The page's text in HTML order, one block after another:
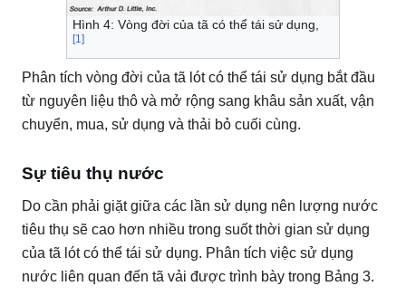
Hình 4: Vòng đời của tã có thể tái sử dụng,
[1]
Phân tích vòng đời của tã lót có thể tái sử dụng bắt đầu
từ nguyên liệu thô và mở rộng sang khâu sản xuất, vận
chuyển, mua, sử dụng và thải bỏ cuối cùng.
Sự tiêu thụ nước
Do cần phải giặt giữa các lần sử dụng nên lượng nước
tiêu thụ sẽ cao hơn nhiều trong suốt thời gian sử dụng
của tã lót có thể tái sử dụng. Phân tích việc sử dụng
nước liên quan đến tã vải được trình bày trong Bảng 3.